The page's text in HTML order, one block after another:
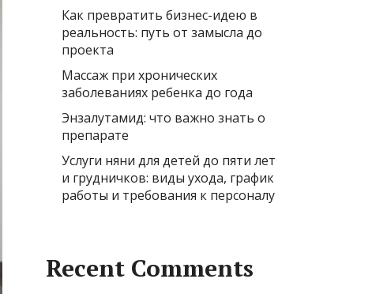
Как превратить бизнес-идею в
реальность: путь от замысла до
проекта
Массаж при хронических
заболеваниях ребенка до года
Энзалутамид: что важно знать о
препарате
Услуги няни для детей до пяти лет
и грудничков: виды ухода, график
работы и требования к персоналу
Recent Comments